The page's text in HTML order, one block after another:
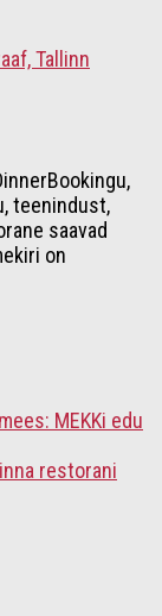
Tallinn
teenindust,
saavad
on
MEKKi edu
restorani